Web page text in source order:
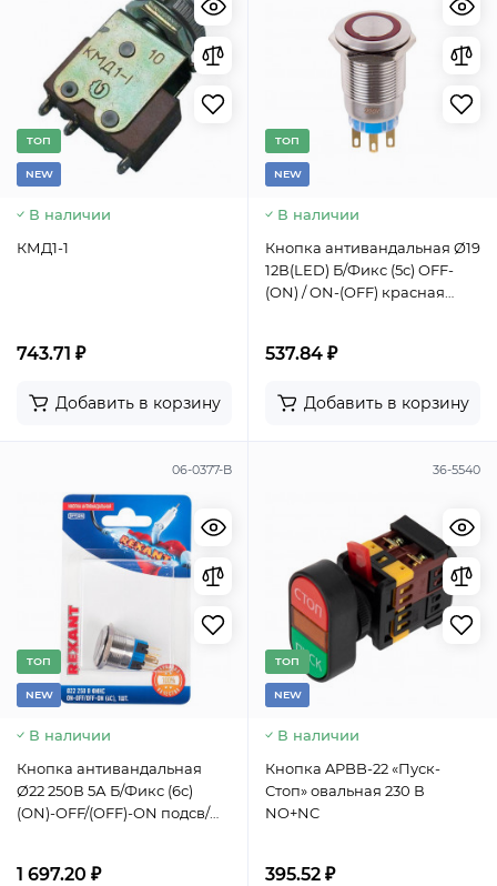
TОП
NEW
В наличии
КМД1-1
743.71 ₽
Добавить в корзину
TОП
NEW
В наличии
Кнопка антивандальная Ø19
12В(LED) Б/Фикс (5с) OFF-
(ON) / ON-(OFF) красная
537.84 ₽
Добавить в корзину
06-0377-B
TОП
NEW
В наличии
Кнопка антивандальная
Ø22 250В 5А Б/Фикс (6с)
(ON)-OFF/(OFF)-ON подсв/
1 697.20 ₽
36-5540
TОП
NEW
В наличии
Кнопка APBB-22 «Пуск-
Стоп» овальная 230 В
NO+NC
395.52 ₽